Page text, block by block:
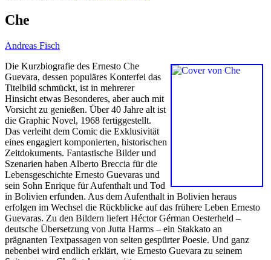
Che
Andreas Fisch
Die Kurzbiografie des Ernesto Che
Guevara, dessen populäres Konterfei das
Titelbild schmückt, ist in mehrerer
Hinsicht etwas Besonderes, aber auch mit
Vorsicht zu genießen. Über 40 Jahre alt ist
die Graphic Novel, 1968 fertiggestellt.
Das verleiht dem Comic die Exklusivität
eines engagiert komponierten, historischen
Zeitdokuments. Fantastische Bilder und
Szenarien haben Alberto Breccia für die
Lebensgeschichte Ernesto Guevaras und
sein Sohn Enrique für Aufenthalt und Tod
in Bolivien erfunden. Aus dem Aufenthalt in Bolivien heraus
erfolgen im Wechsel die Rückblicke auf das frühere Leben Ernesto
Guevaras. Zu den Bildern liefert Héctor Gérman Oesterheld –
deutsche Übersetzung von Jutta Harms – ein Stakkato an
prägnanten Textpassagen von selten gespürter Poesie. Und ganz
nebenbei wird endlich erklärt, wie Ernesto Guevara zu seinem